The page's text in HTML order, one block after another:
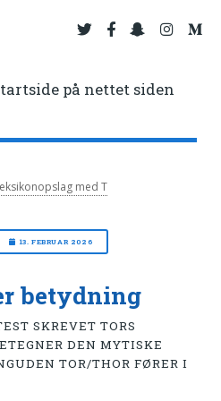
på nettet siden
med T
13. FEBRUAR 2026
betydning
SKREVET TORS
DEN MYTISKE
TOR/THOR FØRER I